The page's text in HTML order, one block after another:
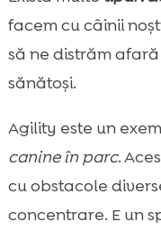
facem cu câinii
să ne distrăm
sănătoși.
Agility este un
canine în parc.
cu obstacole
concentrare. E un